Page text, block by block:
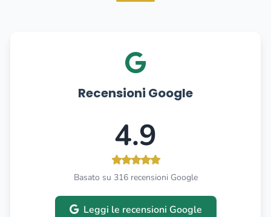
Recensioni Google
4.9
Basato su 316 recensioni Google
Leggi le recensioni Google